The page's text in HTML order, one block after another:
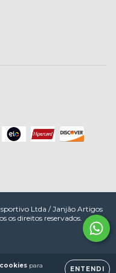
para
ENTENDI
Ltda / Janjão Artigos
os direitos reservados.